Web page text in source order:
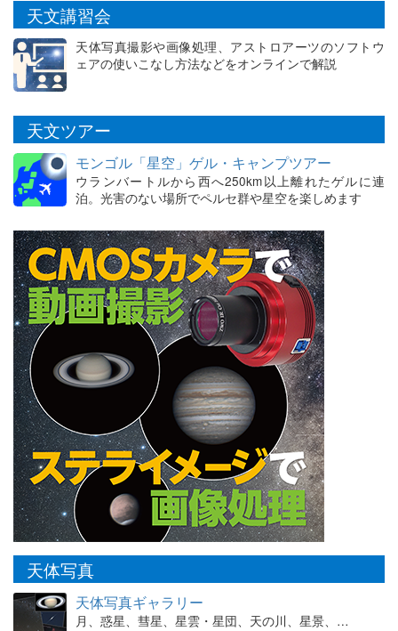
天文講習会
天体写真撮影や画像処理、アストロアーツのソフトウ
ェアの使いこなし方法などをオンラインで解説
天文ツアー
モンゴル「星空」ゲル・キャンプツアー
ウランバートルから西へ250km以上離れたゲルに連
泊。光害のない場所でペルセ群や星空を楽しめます
天体写真
天体写真ギャラリー
月、惑星、彗星、星雲・星団、天の川、星景、…